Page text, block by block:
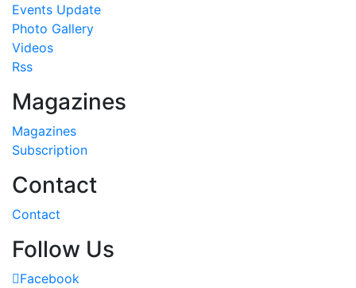
Events Update
Photo Gallery
Videos
Rss
Magazines
Magazines
Subscription
Contact
Contact
Follow Us
Facebook